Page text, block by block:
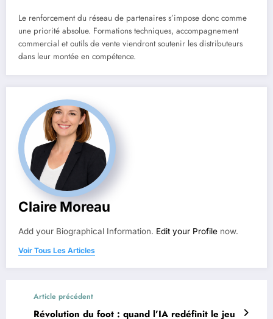
Le renforcement du réseau de partenaires s’impose donc comme
une priorité absolue. Formations techniques, accompagnement
commercial et outils de vente viendront soutenir les distributeurs
dans leur montée en compétence.
Claire Moreau
Add your Biographical Information. Edit your Profile now.
Voir Tous Les Articles
Article précédent
Révolution du foot : quand l’IA redéfinit le jeu